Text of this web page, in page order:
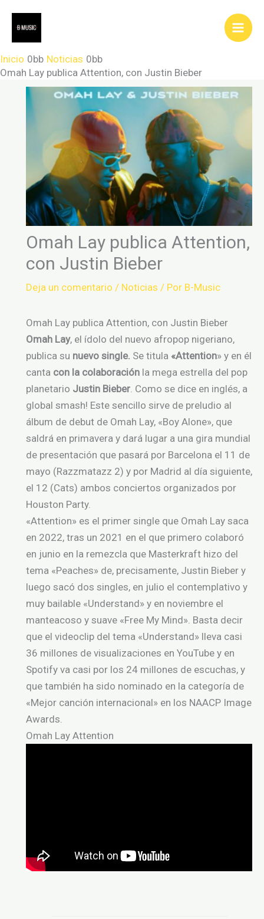
contenido
Inicio
Noticias
Omah Lay publica Attention, con Justin Bieber
Omah Lay publica Attention,
con Justin Bieber
Deja un comentario / Noticias / Por B-Music
Omah Lay publica Attention, con Justin Bieber
Omah Lay, el ídolo del nuevo afropop nigeriano,
publica su nuevo single. Se titula «Attention» y en él
canta con la colaboración la mega estrella del pop
planetario Justin Bieber . Como se dice en inglés, a
global smash! Este sencillo sirve de preludio al
álbum de debut de Omah Lay, «Boy Alone», que
saldrá en primavera y dará lugar a una gira mundial
de presentación que pasará por Barcelona el 11 de
mayo (Razzmatazz 2) y por Madrid al día siguiente,
el 12 (Cats) ambos conciertos organizados por
Houston Party.
«Attention» es el primer single que Omah Lay saca
en 2022, tras un 2021 en el que primero colaboró
en junio en la remezcla que Masterkraft hizo del
tema «Peaches» de, precisamente, Justin Bieber y
luego sacó dos singles, en julio el contemplativo y
muy bailable «Understand» y en noviembre el
manteacoso y suave «Free My Mind». Basta decir
que el videoclip del tema «Understand» lleva casi
36 millones de visualizaciones en YouTube y en
Spotify va casi por los 24 millones de escuchas, y
que también ha sido nominado en la categoría de
«Mejor canción internacional» en los NAACP Image
Awards.
Omah Lay Attention